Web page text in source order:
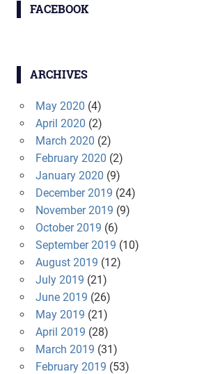
FACEBOOK
ARCHIVES
May 2020 (4)
April 2020 (2)
March 2020 (2)
February 2020 (2)
January 2020 (9)
December 2019 (24)
November 2019 (9)
October 2019 (6)
September 2019 (10)
August 2019 (12)
July 2019 (21)
June 2019 (26)
May 2019 (21)
April 2019 (28)
March 2019 (31)
February 2019 (53)